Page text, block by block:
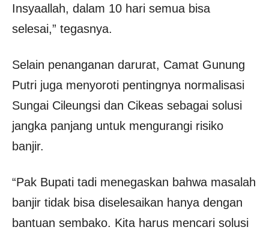
Insyaallah, dalam 10 hari semua bisa
selesai,” tegasnya.
Selain penanganan darurat, Camat Gunung
Putri juga menyoroti pentingnya normalisasi
Sungai Cileungsi dan Cikeas sebagai solusi
jangka panjang untuk mengurangi risiko
banjir.
“Pak Bupati tadi menegaskan bahwa masalah
banjir tidak bisa diselesaikan hanya dengan
bantuan sembako. Kita harus mencari solusi